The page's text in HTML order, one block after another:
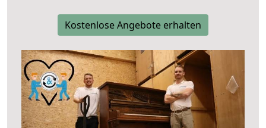
Kostenlose Angebote erhalten